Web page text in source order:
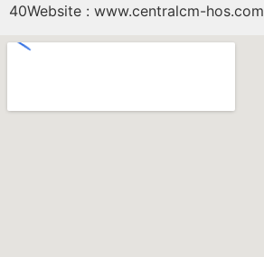
40Website : www.centralcm-hos.com